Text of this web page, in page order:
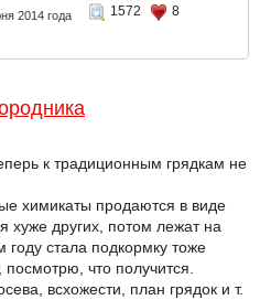
2014 года 1572
8
к традиционным грядкам не
химикаты продаются в виде
хуже других, потом лежат на
году стала подкормку тоже
посмотрю, что получится.
всхожести, план грядок и т.